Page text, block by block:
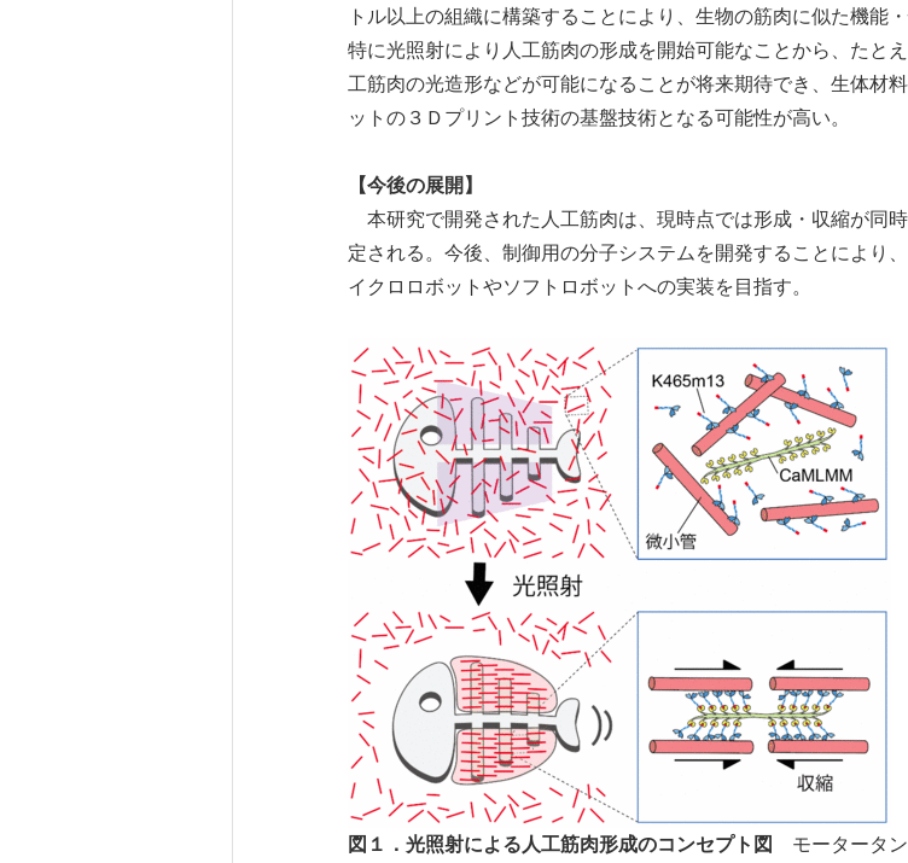
トル以上の組織に構築することにより、生物の筋肉に似た機能
特に光照射により人工筋肉の形成を開始可能なことから、たと
工筋肉の光造形などが可能になることが将来期待でき、生体材
ットの３Ｄプリント技術の基盤技術となる可能性が高い。
【今後の展開】
本研究で開発された人工筋肉は、現時点では形成・収縮が同
定される。今後、制御用の分子システムを開発することにより
イクロロボットやソフトロボットへの実装を目指す。
図１．光照射による人工筋肉形成のコンセプト図
モータータン
English